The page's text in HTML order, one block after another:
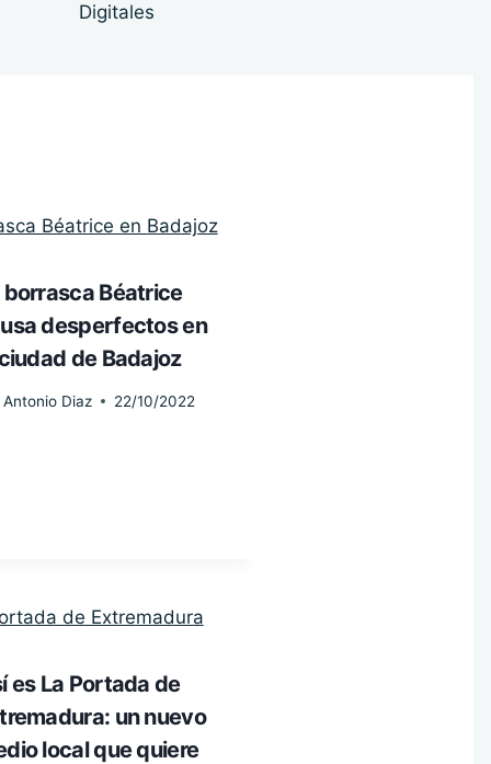
Digitales
borrasca Béatrice
desperfectos en
de Badajoz
Antonio Diaz 22/10/2022
es La Portada de
un nuevo
local que quiere